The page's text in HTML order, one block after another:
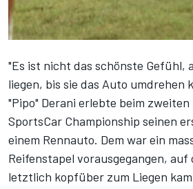
"Es ist nicht das schönste Gefühl,
liegen, bis sie das Auto umdrehen
"Pipo" Derani erlebte beim zweiten
SportsCar Championship seinen
einem Rennauto. Dem war ein
Reifenstapel vorausgegangen, auf
letztlich kopfüber zum Liegen